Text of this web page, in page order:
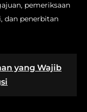
pemeriksaan
dan penerbitan
yang Wajib